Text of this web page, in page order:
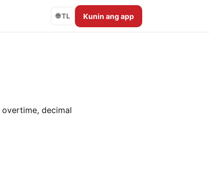
🌐 TL Kunin ang app
decimal